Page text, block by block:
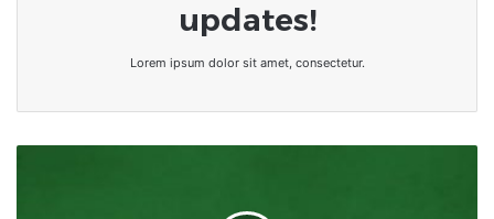
updates!
Lorem ipsum dolor sit amet, consectetur.